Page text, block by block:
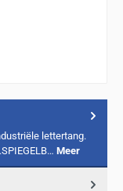
lettertang.
Meer